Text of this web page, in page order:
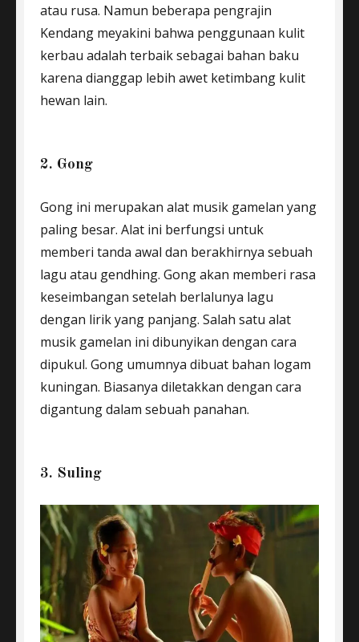
atau rusa. Namun beberapa pengrajin
Kendang meyakini bahwa penggunaan kulit
kerbau adalah terbaik sebagai bahan baku
karena dianggap lebih awet ketimbang kulit
hewan lain.
2. Gong
Gong ini merupakan alat musik gamelan yang
paling besar. Alat ini berfungsi untuk
memberi tanda awal dan berakhirnya sebuah
lagu atau gendhing. Gong akan memberi rasa
keseimbangan setelah berlalunya lagu
dengan lirik yang panjang. Salah satu alat
musik gamelan ini dibunyikan dengan cara
dipukul. Gong umumnya dibuat bahan logam
kuningan. Biasanya diletakkan dengan cara
digantung dalam sebuah panahan.
3. Suling